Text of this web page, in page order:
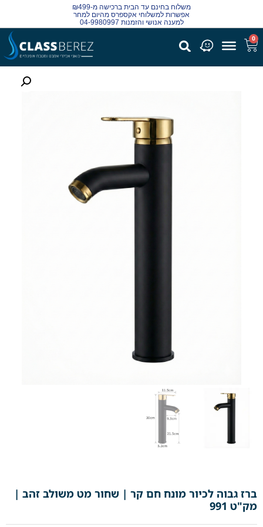
משלוח בחינם עד הבית ברכישה מ-₪499
אפשרות למשלוחי אקספרס מהיום למחר
למענה אנושי והזמנות 04-9980997
0
ברז גבוה לכיור מונח חם קר | שחור מט משולב זהב |
מק"ט 991